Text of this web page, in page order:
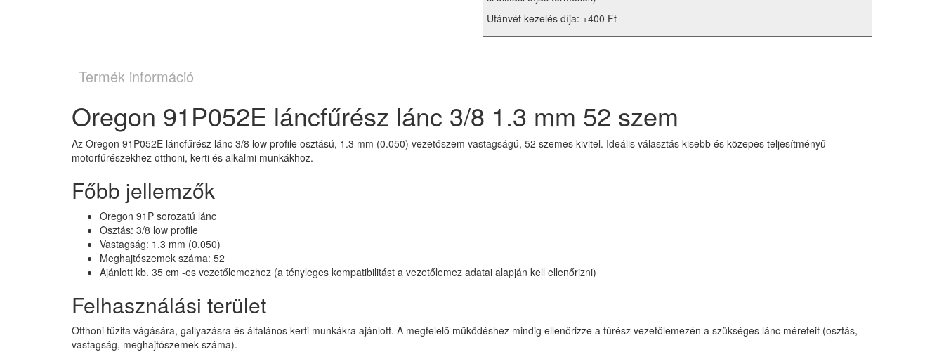
Utánvét kezelés díja: +400 Ft
Termék információ
Oregon 91P052E láncfűrész lánc 3/8 1.3 mm 52 szem
Az Oregon 91P052E láncfűrész lánc 3/8 low profile osztású, 1.3 mm (0.050) vezetőszem vastagságú, 52 szemes kivitel. Ideális választás kisebb és közepes teljesítményű
motorfűrészekhez otthoni, kerti és alkalmi munkákhoz.
Főbb jellemzők
Oregon 91P sorozatú lánc
Osztás: 3/8 low profile
Vastagság: 1.3 mm (0.050)
Meghajtószemek száma: 52
Ajánlott kb. 35 cm -es vezetőlemezhez (a tényleges kompatibilitást a vezetőlemez adatai alapján kell ellenőrizni)
Felhasználási terület
Otthoni tűzifa vágására, gallyazásra és általános kerti munkákra ajánlott. A megfelelő működéshez mindig ellenőrizze a fűrész vezetőlemezén a szükséges lánc méreteit (osztás,
vastagság, meghajtószemek száma).